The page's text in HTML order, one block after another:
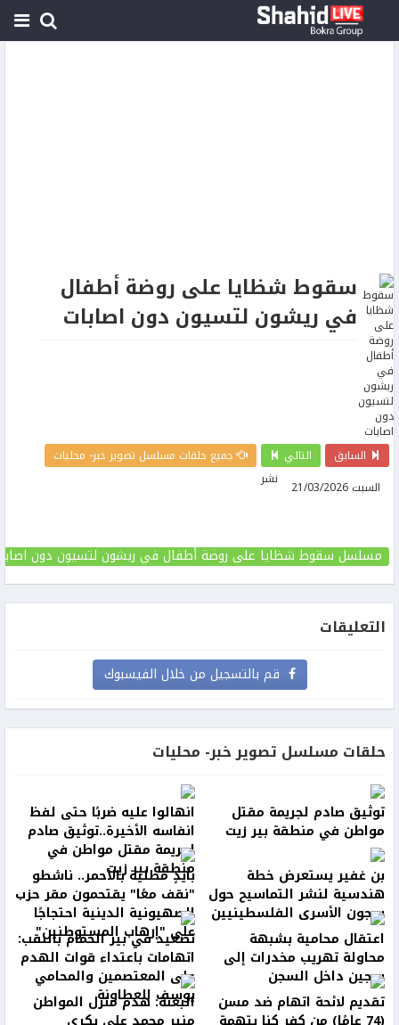
سقوط شظايا على روضة أطفال
في ريشون لتسيون دون اصابات
السابق التالي
جميع حلقات مسلسل تصوير خبر- محليات
نشر
السبت 21/03/2026
مسلسل سقوط شظايا على روضة أطفال في ريشون لتسيون دون
التعليقات
قم بالتسجيل من خلال الفيسبوك
حلقات مسلسل تصوير خبر- محليات
توثيق صادم لجريمة مقتل
مواطن في منطقة بير زيت
انهالوا عليه ضربًا حتى لفظ
انفاسه الأخيرة..توثيق صادم
لجريمة مقتل مواطن في
منطقة بير زيت بن غفير يستعرض خطة
هندسية لنشر التماسيح حول
سجون الأسرى الفلسطينيين
بأيدٍ مطلية بالأحمر.. ناشطو
"نقف معًا" يقتحمون مقر حزب
الصهيونية الدينية احتجاجًا
على "إرهاب المستوطنين" اعتقال محامية بشبهة
محاولة تهريب مخدرات إلى
سجين داخل السجن
تصعيد في بير الحمام بالنقب:
اتهامات باعتداء قوات الهدم
على المعتصمين والمحامي
يوسف العطاونة تقديم لائحة اتهام ضد مسن البعنة: هدم منزل المواطن